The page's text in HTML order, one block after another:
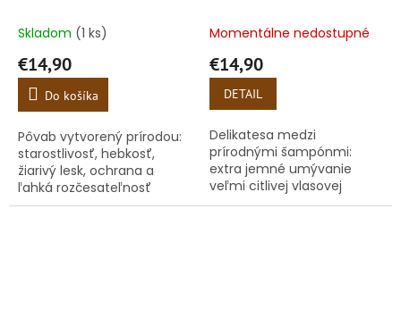
Skladom (1 ks)
€14,90
Do košíka
Pôvab vytvorený prírodou:
starostlivosť, hebkosť,
žiarivý lesk, ochrana a
ľahká rozčesateľnosť
Momentálne nedostupné
€14,90
DETAIL
Delikatesa medzi
prírodnými šampónmi:
extra jemné umývanie
veľmi citlivej vlasovej
pokožky a vlasov